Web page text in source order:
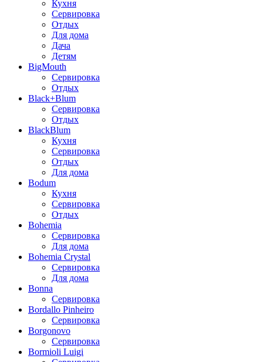
Кухня
Сервировка
Отдых
Для дома
Дача
Детям
BigMouth
Сервировка
Отдых
Black+Blum
Сервировка
Отдых
BlackBlum
Кухня
Сервировка
Отдых
Для дома
Bodum
Кухня
Сервировка
Отдых
Bohemia
Сервировка
Для дома
Bohemia Crystal
Сервировка
Для дома
Bonna
Сервировка
Bordallo Pinheiro
Сервировка
Borgonovo
Сервировка
Bormioli Luigi